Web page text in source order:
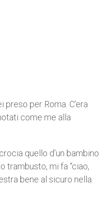
per Roma. C’era
come me alla
quello d’un bambino
trambusto, mi fa “ciao,
bene al sicuro nella